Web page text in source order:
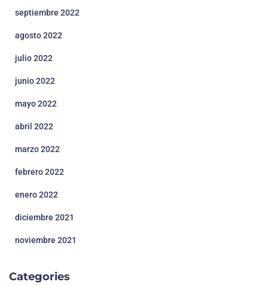
septiembre 2022
agosto 2022
julio 2022
junio 2022
mayo 2022
abril 2022
marzo 2022
febrero 2022
enero 2022
diciembre 2021
noviembre 2021
Categories